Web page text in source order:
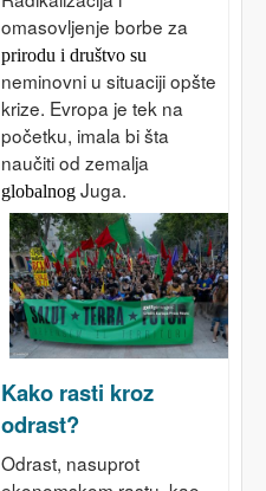
omasovljenje borbe za
prirodu i društvo su
neminovni u situaciji opšte
krize. Evropa je tek na
početku, imala bi šta
naučiti od zemalja
globalnog Juga.
Kako rasti kroz
odrast?
Odrast, nasuprot